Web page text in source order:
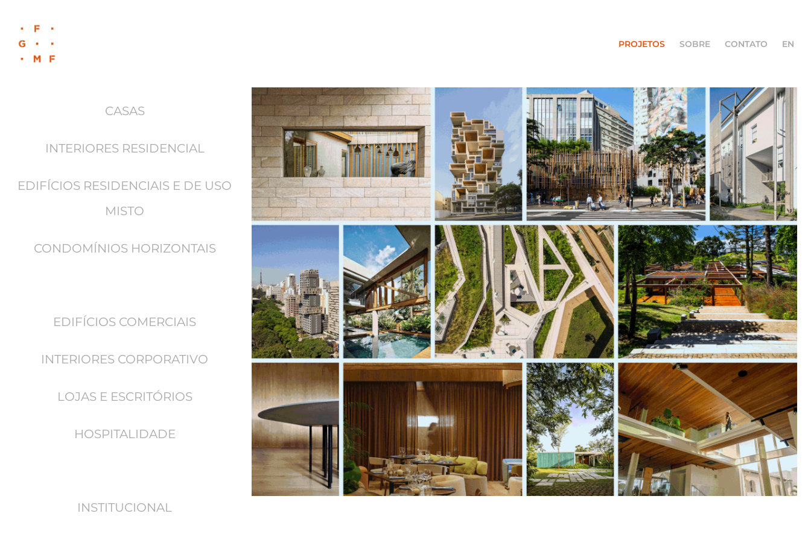
PROJETOS SOBRE CONTATO EN
CASAS
INTERIORES RESIDENCIAL
EDIFÍCIOS RESIDENCIAIS E DE USO
MISTO
CONDOMÍNIOS HORIZONTAIS
EDIFÍCIOS COMERCIAIS
INTERIORES CORPORATIVO
LOJAS E ESCRITÓRIOS
HOSPITALIDADE
INSTITUCIONAL